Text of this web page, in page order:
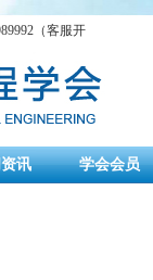
（客服开
讯 学会会员